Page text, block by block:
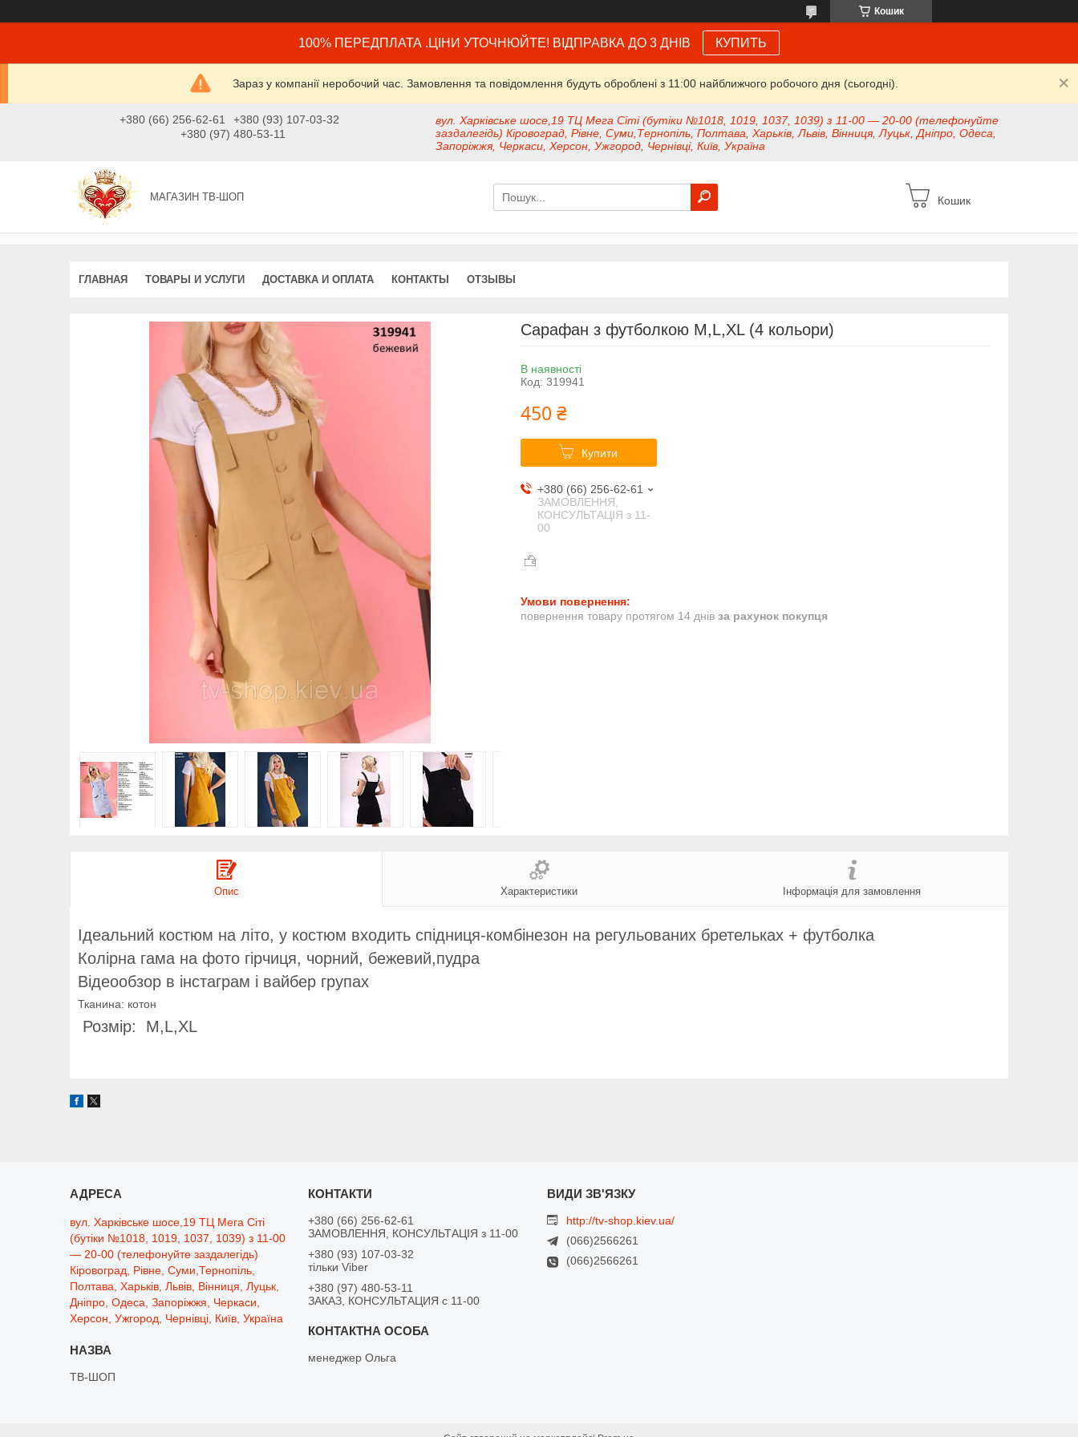
Кошик
100% ПЕРЕДПЛАТА .ЦІНИ УТОЧНЮЙТЕ! ВІДПРАВКА ДО 3 ДНІВ КУПИТЬ
Зараз у компанії неробочий час. Замовлення та повідомлення будуть оброблені з 11:00 найближчого робочого дня (сьогодні).
+380 (66) 256-62-61
+380 (93) 107-03-32
+380 (97) 480-53-11
вул. Харківське шосе,19 ТЦ Мега Сіті (бутіки №1018, 1019, 1037, 1039) з 11-00 — 20-00 (телефонуйте
заздалегідь) Кіровоград, Рівне, Суми,Тернопіль, Полтава, Харьків, Львів, Вінниця, Луцьк, Дніпро, Одеса,
Запоріжжя, Черкаси, Херсон, Ужгород, Чернівці, Київ, Україна
МАГАЗИН ТВ-ШОП Кошик
ГЛАВНАЯ ТОВАРЫ И УСЛУГИ ДОСТАВКА И ОПЛАТА КОНТАКТЫ ОТЗЫВЫ
Сарафан з футболкою M,L,XL (4 кольори)
В наявності
Код: 319941
450 ₴
Купити
+380 (66) 256-62-61
ЗАМОВЛЕННЯ,
КОНСУЛЬТАЦІЯ з 11-
00
повернення товару протягом 14 днів за рахунок покупця
Опис Характеристики Інформація для замовлення
Ідеальний костюм на літо, у костюм входить спідниця-комбінезон на регульованих бретельках + футболка
Колірна гама на фото гірчиця, чорний, бежевий,пудра
Відеообзор в інстаграм і вайбер групах
Тканина: котон
Розмір: M,L,XL
вул. Харківське шосе,19 ТЦ Мега Сіті
(бутіки №1018, 1019, 1037, 1039) з 11-00
— 20-00 (телефонуйте заздалегідь)
Кіровоград, Рівне, Суми,Тернопіль,
Полтава, Харьків, Львів, Вінниця, Луцьк,
Дніпро, Одеса, Запоріжжя, Черкаси,
Херсон, Ужгород, Чернівці, Київ, Україна
ТВ-ШОП
+380 (66) 256-62-61
ЗАМОВЛЕННЯ, КОНСУЛЬТАЦІЯ з 11-00
+380 (93) 107-03-32
тільки Viber
+380 (97) 480-53-11
ЗАКАЗ, КОНСУЛЬТАЦИЯ с 11-00
менеджер Ольга
http://tv-shop.kiev.ua/
(066)2566261
(066)2566261